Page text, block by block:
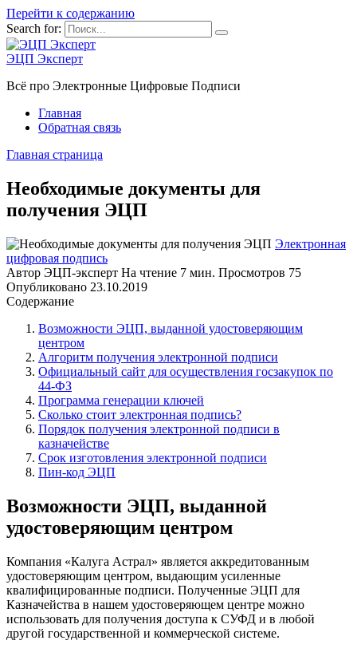
Перейти к содержанию
Search for:
ЭЦП Эксперт
Всё про Электронные Цифровые Подписи
Главная
Обратная связь
Главная страница
Необходимые документы для
получения ЭЦП
Электронная
цифровая подпись
Автор ЭЦП-эксперт На чтение 7 мин. Просмотров 75
Опубликовано 23.10.2019
Содержание
Возможности ЭЦП, выданной удостоверяющим
центром
Алгоритм получения электронной подписи
Официальный сайт для осуществления госзакупок по
44-ФЗ
Программа генерации ключей
Сколько стоит электронная подпись?
Порядок получения электронной подписи в
казначействе
Срок изготовления электронной подписи
Пин-код ЭЦП
Возможности ЭЦП, выданной
удостоверяющим центром
Компания «Калуга Астрал» является аккредитованным
удостоверяющим центром, выдающим усиленные
квалифицированные подписи. Полученные ЭЦП для
Казначейства в нашем удостоверяющем центре можно
использовать для получения доступа к СУФД и в любой
другой государственной и коммерческой системе.